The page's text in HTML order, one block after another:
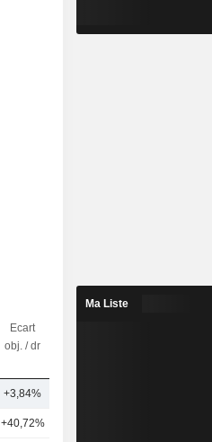
Ecart
obj. / dr
+3,84%
+40,72%
Ma Liste